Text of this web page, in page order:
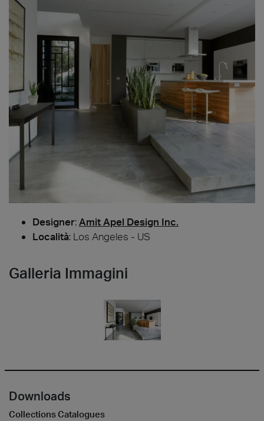
Designer:Amit Apel Design Inc.
Località: Los Angeles - US
Galleria Immagini
Downloads
Collections Catalogues